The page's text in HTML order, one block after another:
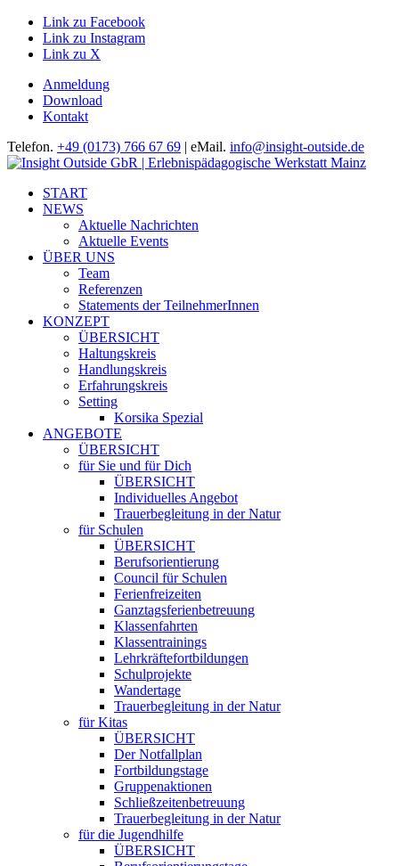
Link zu Facebook
Link zu Instagram
Link zu X
Anmeldung
Download
Kontakt
Telefon. +49 (0173) 766 67 69 | eMail. info@insight-outside.de
START
NEWS
Aktuelle Nachrichten
Aktuelle Events
ÜBER UNS
Team
Referenzen
Statements der TeilnehmerInnen
KONZEPT
ÜBERSICHT
Haltungskreis
Handlungskreis
Erfahrungskreis
Setting
Korsika Spezial
ANGEBOTE
ÜBERSICHT
für Sie und für Dich
ÜBERSICHT
Individuelles Angebot
Trauerbegleitung in der Natur
für Schulen
ÜBERSICHT
Berufsorientierung
Council für Schulen
Ferienfreizeiten
Ganztagsferienbetreuung
Klassenfahrten
Klassentrainings
Lehrkräftefortbildungen
Schulprojekte
Wandertage
Trauerbegleitung in der Natur
für Kitas
ÜBERSICHT
Der Notfallplan
Fortbildungstage
Gruppenaktionen
Schließzeitenbetreuung
Trauerbegleitung in der Natur
für die Jugendhilfe
ÜBERSICHT